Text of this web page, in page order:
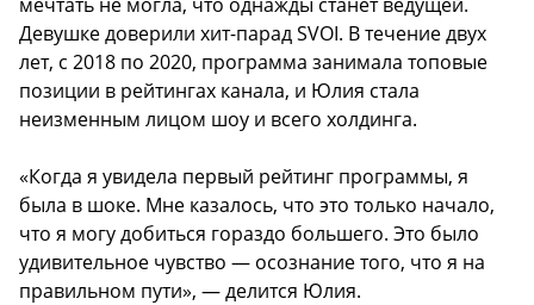
Девушке доверили хит-парад SVOI. В течение двух
лет, с 2018 по 2020, программа занимала топовые
позиции в рейтингах канала, и Юлия стала
неизменным лицом шоу и всего холдинга.
«Когда я увидела первый рейтинг программы, я
была в шоке. Мне казалось, что это только начало,
что я могу добиться гораздо большего. Это было
удивительное чувство — осознание того, что я на
правильном пути», — делится Юлия.